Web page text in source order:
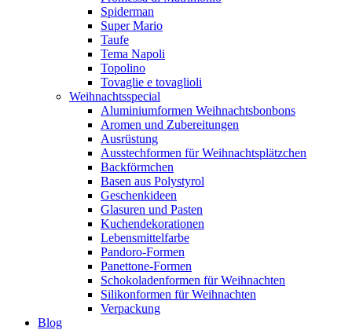
Spiderman
Super Mario
Taufe
Tema Napoli
Topolino
Tovaglie e tovaglioli
Weihnachtsspecial
Aluminiumformen Weihnachtsbonbons
Aromen und Zubereitungen
Ausrüstung
Ausstechformen für Weihnachtsplätzchen
Backförmchen
Basen aus Polystyrol
Geschenkideen
Glasuren und Pasten
Kuchendekorationen
Lebensmittelfarbe
Pandoro-Formen
Panettone-Formen
Schokoladenformen für Weihnachten
Silikonformen für Weihnachten
Verpackung
Blog